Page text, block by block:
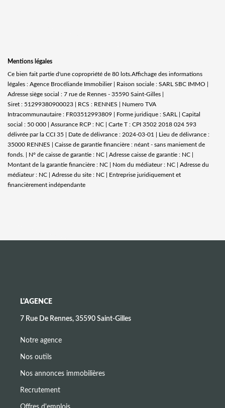
Mentions légales
Ce bien fait partie d'une copropriété de 80 lots.Affichage des informations
légales : Agence Brocéliande Immobilier | Raison sociale : SARL SBC IMMO |
Adresse siège social : 7 rue de Rennes - 35590 Saint-Gilles |
Siret : 51299380900023 | RCS : RENNES | Numero TVA
Intracommunautaire : FR03512993809 | Forme juridique : SARL | Capital
social : 50 000 | Assurance RCP : NC | Carte T : CPI 3502 2018 024 593
délivrée par la CCI 35 | Date de délivrance : 2024-03-01 | Lieu de délivrance :
35000 RENNES | Caisse de garantie financière : néant - sans maniement de
fonds. | N° de caisse de garantie : NC | Adresse caisse de garantie : NC |
Montant de la garantie financière : NC | Nom du médiateur : NC | Adresse du
médiateur : NC | Adresse du site : NC | Entreprise juridiquement et
financièrement indépendante
L'AGENCE
7 Rue De Rennes, 35590 Saint-Gilles
Notre agence
Nos outils
Nos annonces immobilières
Recrutement